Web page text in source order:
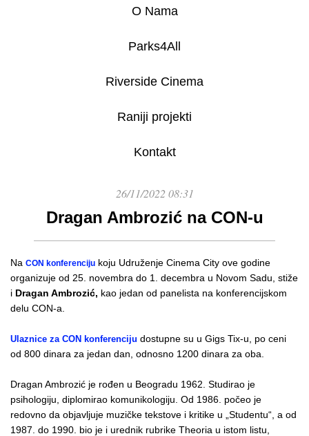
O Nama
Parks4All
Riverside Cinema
Raniji projekti
Kontakt
26/11/2022 08:31
Dragan Ambrozić na CON-u
Na CON konferenciju koju Udruženje Cinema City ove godine
organizuje od 25. novembra do 1. decembra u Novom Sadu, stiže
i Dragan Ambrozić, kao jedan od panelista na konferencijskom
delu CON-a.
Ulaznice za CON konferenciju dostupne su u Gigs Tix-u, po ceni
od 800 dinara za jedan dan, odnosno 1200 dinara za oba.
Dragan Ambrozić je rođen u Beogradu 1962. Studirao je
psihologiju, diplomirao komunikologiju. Od 1986. počeo je
redovno da objavljuje muzičke tekstove i kritike u „Studentu“, a od
1987. do 1990. bio je i urednik rubrike Theoria u istom listu,